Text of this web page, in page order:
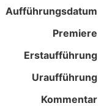
Aufführungsdatum
Premiere
Erstaufführung
Uraufführung
Kommentar